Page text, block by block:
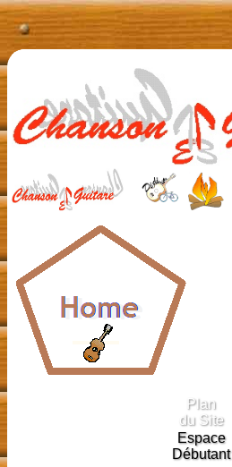
Plan
du Site
Espace
Débutant